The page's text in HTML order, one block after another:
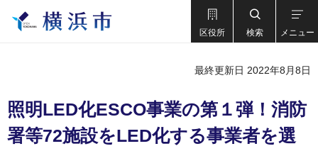
区役所 検索 メニュー
最終更新日 2022年8月8日
照明LED化ESCO事業の第１弾！消防
署等72施設をLED化する事業者を選